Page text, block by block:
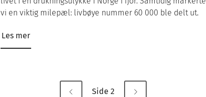
vi en viktig milepæl: livbøye nummer 60 000 ble delt ut.
Les mer
Side 2